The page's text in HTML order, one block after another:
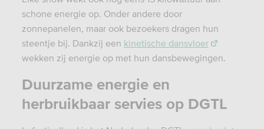
schone energie op. Onder andere door
zonnepanelen, maar ook bezoekers dragen hun
steentje bij. Dankzij een kinetische dansvloer
wekken zij energie op met hun dansbewegingen.
Duurzame energie en
herbruikbaar servies op DGTL